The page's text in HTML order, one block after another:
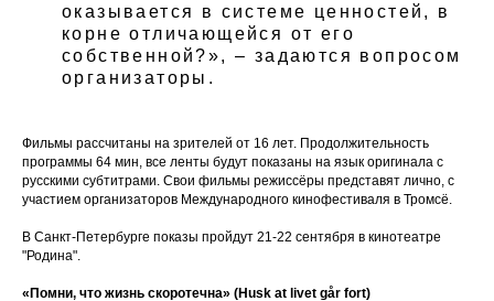
оказывается в системе ценностей, в
корне отличающейся от его
собственной?», – задаются вопросом
организаторы.
Фильмы рассчитаны на зрителей от 16 лет. Продолжительность
программы 64 мин, все ленты будут показаны на язык оригинала с
русскими субтитрами. Свои фильмы режиссёры представят лично, с
участием организаторов Международного кинофестиваля в Тромсё.
В Санкт-Петербурге показы пройдут 21-22 сентября в кинотеатре
"Родина".
«Помни, что жизнь скоротечна» (Husk at livet går fort)